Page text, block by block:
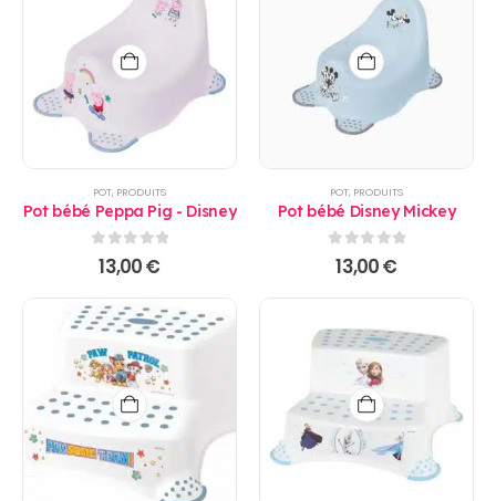
POT, PRODUITS
Pot bébé Peppa Pig - Disney
0sur 5
13,00€
POT, PRODUITS
Pot bébé Disney Mickey
0sur 5
13,00€